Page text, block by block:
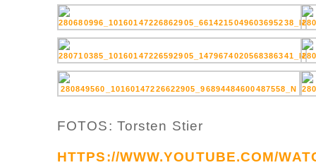
FOTOS: Torsten Stier
HTTPS://WWW.YOUTUBE.COM/